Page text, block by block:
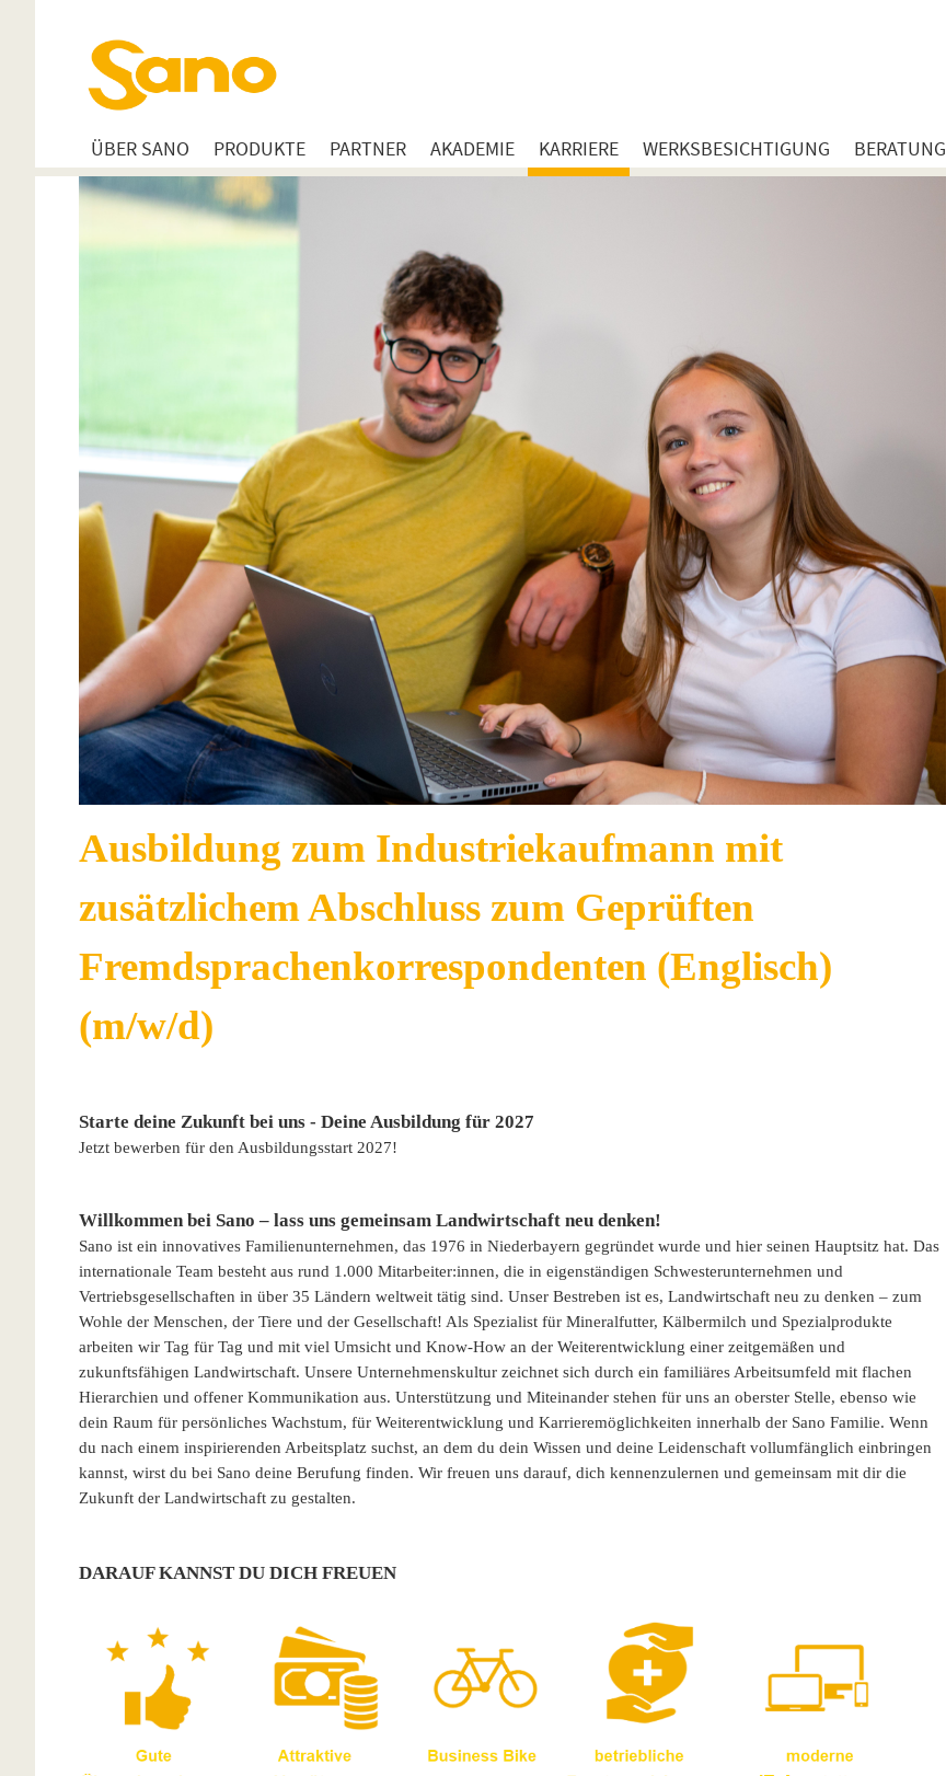
ÜBER SANO PRODUKTE PARTNER AKADEMIE KARRIERE WERKSBESICHTIGUNG BERATUNG
Ausbildung zum Industriekaufmann mit
zusätzlichem Abschluss zum Geprüften
Fremdsprachenkorrespondenten (Englisch)
(m/w/d)
Starte deine Zukunft bei uns - Deine Ausbildung für 2027
Jetzt bewerben für den Ausbildungsstart 2027!
Willkommen bei Sano – lass uns gemeinsam Landwirtschaft neu denken!
Sano ist ein innovatives Familienunternehmen, das 1976 in Niederbayern gegründet wurde und hier seinen Hauptsitz hat. Das
internationale Team besteht aus rund 1.000 Mitarbeiter:innen, die in eigenständigen Schwesterunternehmen und
Vertriebsgesellschaften in über 35 Ländern weltweit tätig sind. Unser Bestreben ist es, Landwirtschaft neu zu denken – zum
Wohle der Menschen, der Tiere und der Gesellschaft! Als Spezialist für Mineralfutter, Kälbermilch und Spezialprodukte
arbeiten wir Tag für Tag und mit viel Umsicht und Know-How an der Weiterentwicklung einer zeitgemäßen und
zukunftsfähigen Landwirtschaft. Unsere Unternehmenskultur zeichnet sich durch ein familiäres Arbeitsumfeld mit flachen
Hierarchien und offener Kommunikation aus. Unterstützung und Miteinander stehen für uns an oberster Stelle, ebenso wie
dein Raum für persönliches Wachstum, für Weiterentwicklung und Karrieremöglichkeiten innerhalb der Sano Familie. Wenn
du nach einem inspirierenden Arbeitsplatz suchst, an dem du dein Wissen und deine Leidenschaft vollumfänglich einbringen
kannst, wirst du bei Sano deine Berufung finden. Wir freuen uns darauf, dich kennenzulernen und gemeinsam mit dir die
Zukunft der Landwirtschaft zu gestalten.
DARAUF KANNST DU DICH FREUEN